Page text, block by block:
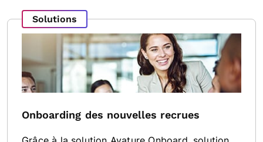
Solutions
Onboarding des nouvelles recrues